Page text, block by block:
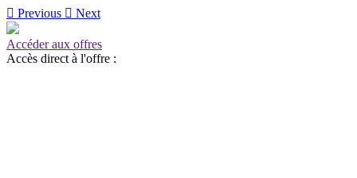
 Previous  Next
Accéder aux offres
Accès direct à l'offre :